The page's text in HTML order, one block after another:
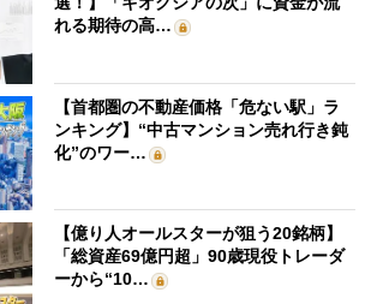
れる期待の高…
【首都圏の不動産価格「危ない駅」ラ
ンキング】“中古マンション売れ行き鈍
化”のワー…
【億り人オールスターが狙う20銘柄】
「総資産69億円超」90歳現役トレーダ
ーから“10…